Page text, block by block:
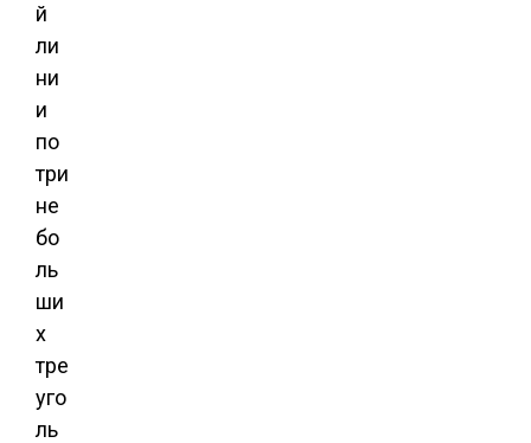
й
ли
ни
и
по
три
не
бо
ль
ши
х
тре
уго
ль